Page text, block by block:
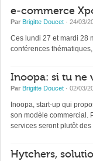
e-commerce
Par Brigitte Doucet · 24/03/
Ces lundi 27 et mardi 28
conférences
Inoopa: si tu ne
Par Brigitte Doucet · 02/03/
Inoopa, start-up qui
son modèle commercial.
services seront plutôt
Hytchers,